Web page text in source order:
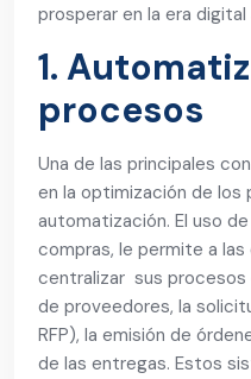
prosperar en la era digital
1.
procesos
Una de las principales
en la optimización de los
automatización. El uso
compras, le permite a
centralizar sus
de proveedores, la
RFP), la emisión de
de las entregas. Estos